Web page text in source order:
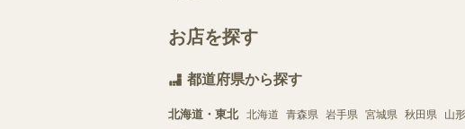
お店を探す
都道府県から探す
北海道・東北 北海道 青森県 岩手県 宮城県 秋田県 山